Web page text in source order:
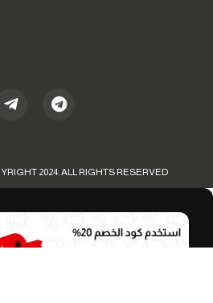
2024. ALL RIGHTS RESERVED